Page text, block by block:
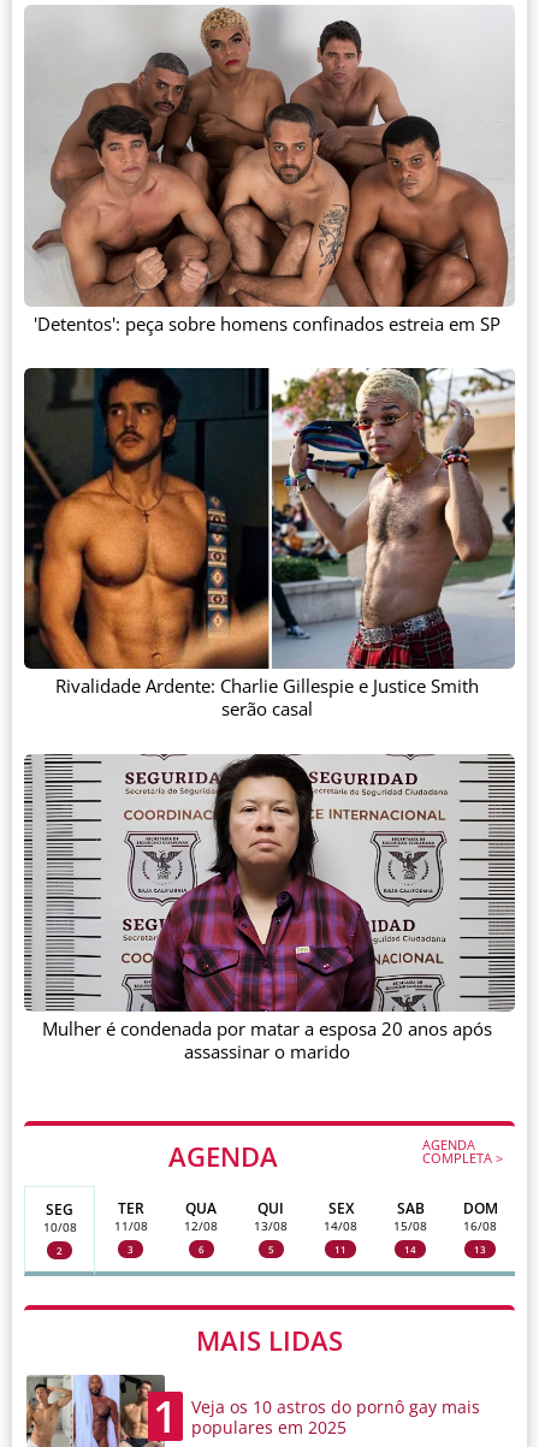
AGENDA AGENDA
COMPLETA >
SEG
10/08
2
TER
11/08
3
QUA
12/08
6
QUI
13/08
5
SEX
14/08
11
SAB
15/08
14
DOM
16/08
13
MAIS LIDAS
1
Veja os 10 astros do pornô gay mais
populares em 2025
'Detentos': peça sobre homens confinados estreia em SP
Rivalidade Ardente: Charlie Gillespie e Justice Smith
serão casal
Mulher é condenada por matar a esposa 20 anos após
assassinar o marido